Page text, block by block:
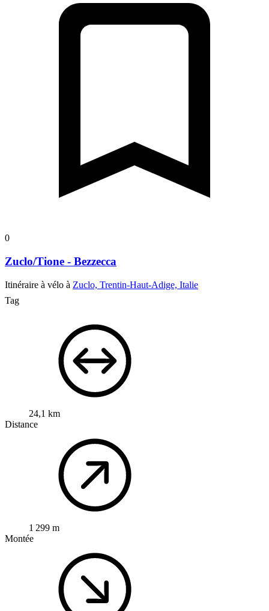
0
Zuclo/Tione - Bezzecca
Itinéraire à vélo à Zuclo, Trentin-Haut-Adige, Italie
Tag
24,1 km
Distance
1 299 m
Montée